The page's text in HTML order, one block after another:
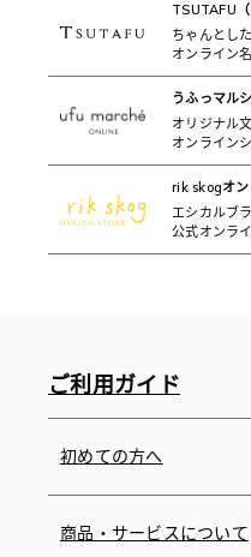
TSUTAFU（
ちゃんとし
オンライン
うふっマル
オリジナル
オンライン
rik skogオ
エシカルブ
公式オンラ
ご利用ガイド
初めての方へ
商品・サービスについて